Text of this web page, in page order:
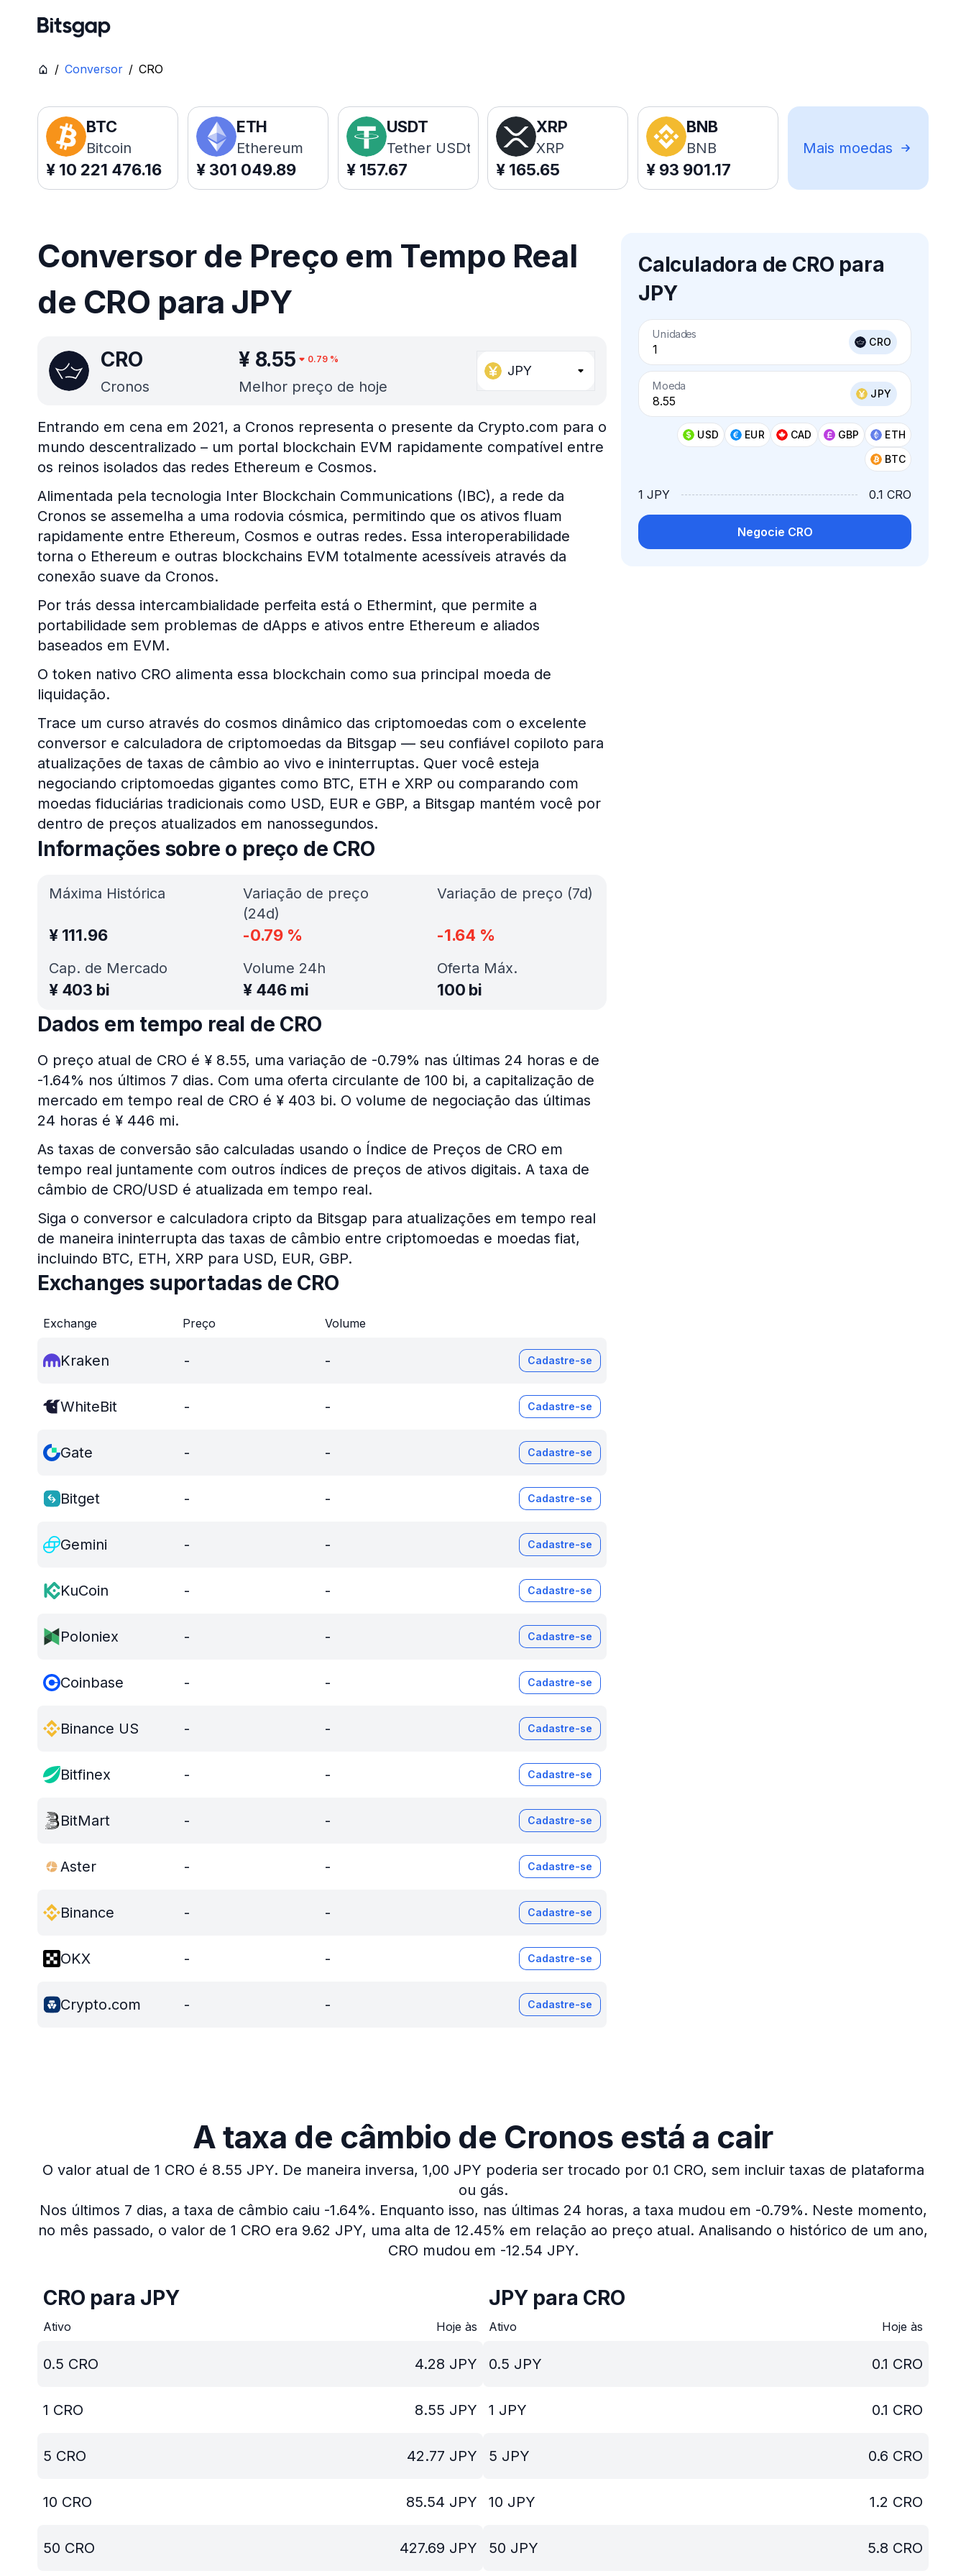
/ Conversor / CRO
BTC
Bitcoin
¥ 10 221 476.16
ETH
Ethereum
¥ 301 049.89
USDT
Tether USDt
¥ 157.67
XRP
XRP
¥ 165.65
BNB
BNB
¥ 93 901.17
Mais moedas
Conversor de Preço em Tempo Real
de CRO para JPY
CRO
Cronos
¥ 8.55 0.79%
Melhor preço de hoje
JPY
Calculadora de CRO para
JPY
Unidades
CRO
Moeda
JPY
USD EUR CAD GBP
ETH
BTC
1 JPY 0.1 CRO
Negocie CRO
Entrando em cena em 2021, a Cronos representa o presente da Crypto.com para o
mundo descentralizado – um portal blockchain EVM rapidamente compatível entre
os reinos isolados das redes Ethereum e Cosmos.
Alimentada pela tecnologia Inter Blockchain Communications (IBC), a rede da
Cronos se assemelha a uma rodovia cósmica, permitindo que os ativos fluam
rapidamente entre Ethereum, Cosmos e outras redes. Essa interoperabilidade
torna o Ethereum e outras blockchains EVM totalmente acessíveis através da
conexão suave da Cronos.
Por trás dessa intercambialidade perfeita está o Ethermint, que permite a
portabilidade sem problemas de dApps e ativos entre Ethereum e aliados
baseados em EVM.
O token nativo CRO alimenta essa blockchain como sua principal moeda de
liquidação.
Trace um curso através do cosmos dinâmico das criptomoedas com o excelente
conversor e calculadora de criptomoedas da Bitsgap — seu confiável copiloto para
atualizações de taxas de câmbio ao vivo e ininterruptas. Quer você esteja
negociando criptomoedas gigantes como BTC, ETH e XRP ou comparando com
moedas fiduciárias tradicionais como USD, EUR e GBP, a Bitsgap mantém você por
dentro de preços atualizados em nanossegundos.
Informações sobre o preço de CRO
Máxima Histórica
¥ 111.96
Cap. de Mercado
¥ 403 bi
Variação de preço
(24d)
-0.79 %
Variação de preço (7d)
-1.64 %
Volume 24h
¥ 446 mi
Oferta Máx.
100 bi
Dados em tempo real de CRO
O preço atual de CRO é ¥ 8.55, uma variação de -0.79% nas últimas 24 horas e de
-1.64% nos últimos 7 dias. Com uma oferta circulante de 100 bi, a capitalização de
mercado em tempo real de CRO é ¥ 403 bi. O volume de negociação das últimas
24 horas é ¥ 446 mi.
As taxas de conversão são calculadas usando o Índice de Preços de CRO em
tempo real juntamente com outros índices de preços de ativos digitais. A taxa de
câmbio de CRO/USD é atualizada em tempo real.
Siga o conversor e calculadora cripto da Bitsgap para atualizações em tempo real
de maneira ininterrupta das taxas de câmbio entre criptomoedas e moedas fiat,
incluindo BTC, ETH, XRP para USD, EUR, GBP.
Exchanges suportadas de CRO
Exchange Preço Volume
Kraken - - Cadastre-se
WhiteBit - - Cadastre-se
Gate - - Cadastre-se
Bitget - - Cadastre-se
Gemini - - Cadastre-se
KuCoin - - Cadastre-se
Poloniex - - Cadastre-se
Coinbase - - Cadastre-se
Binance US - - Cadastre-se
Bitfinex - - Cadastre-se
BitMart - - Cadastre-se
Aster - - Cadastre-se
Binance - - Cadastre-se
OKX - - Cadastre-se
Crypto.com - - Cadastre-se
A taxa de câmbio de Cronos está a cair
O valor atual de 1 CRO é 8.55 JPY. De maneira inversa, 1,00 JPY poderia ser trocado por 0.1 CRO, sem incluir taxas de plataforma
ou gás.
Nos últimos 7 dias, a taxa de câmbio caiu -1.64%. Enquanto isso, nas últimas 24 horas, a taxa mudou em -0.79%. Neste momento,
no mês passado, o valor de 1 CRO era 9.62 JPY, uma alta de 12.45% em relação ao preço atual. Analisando o histórico de um ano,
CRO mudou em -12.54 JPY.
CRO para JPY
Ativo Hoje às
0.5 CRO 4.28 JPY
1 CRO 8.55 JPY
5 CRO 42.77 JPY
10 CRO 85.54 JPY
50 CRO 427.69 JPY
JPY para CRO
Ativo Hoje às
0.5 JPY 0.1 CRO
1 JPY 0.1 CRO
5 JPY 0.6 CRO
10 JPY 1.2 CRO
50 JPY 5.8 CRO